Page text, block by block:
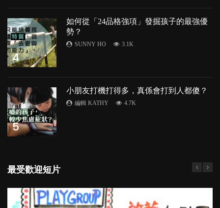
4
如何從「24品格強項」發掘孩子的最強優
勢？
SUNNY HO 3.1K
5
小朋友打機打得多，真係會打到人都傻？
編輯 KATHY 4.7K
最受歡迎短片